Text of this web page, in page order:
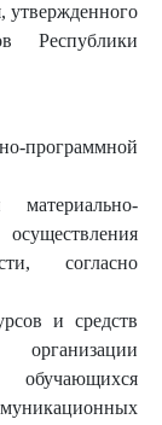
утвержденного
Республики
согласно
и средств